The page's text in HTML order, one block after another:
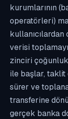
kurumlarının
operatörleri)
verisi toplamayı
zinciri
ile başlar, taklit
sürer ve
transferine
gerçek banka